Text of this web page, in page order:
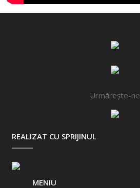
Urmărește-ne
REALIZAT CU SPRIJINUL
MENIU